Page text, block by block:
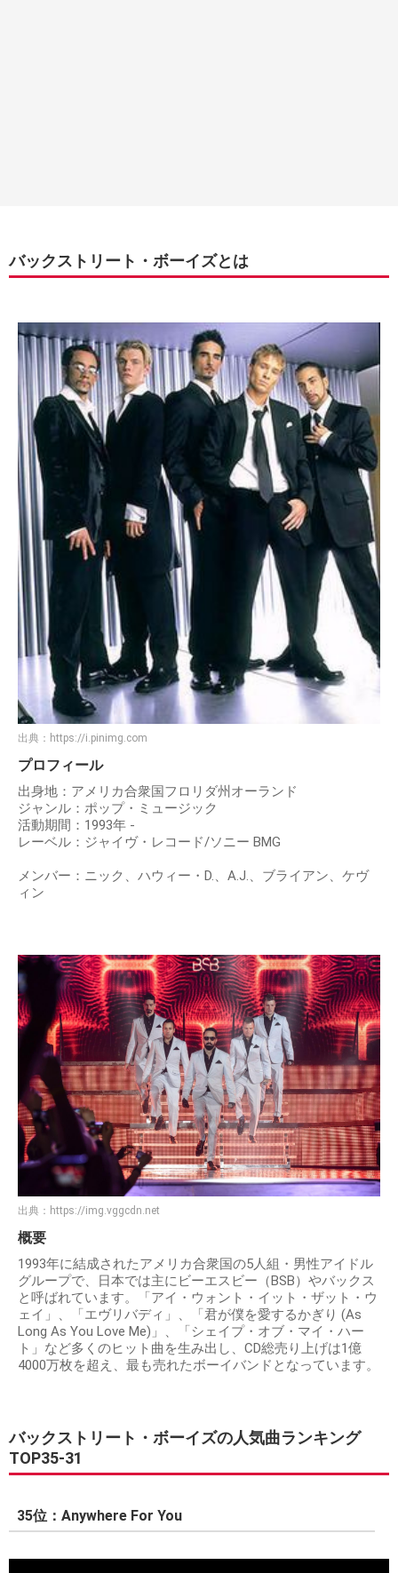
バックストリート・ボーイズとは
出典： https://i.pinimg.com
プロフィール
出身地：アメリカ合衆国フロリダ州オーランド
ジャンル：ポップ・ミュージック
活動期間：1993年 -
レーベル：ジャイヴ・レコード/ソニー BMG
メンバー：ニック、ハウィー・D.、A.J.、ブライアン、ケヴ
ィン
出典： https://img.vggcdn.net
概要
1993年に結成されたアメリカ合衆国の5人組・男性アイドル
グループで、日本では主にビーエスビー（BSB）やバックス
と呼ばれています。「アイ・ウォント・イット・ザット・ウ
ェイ」、「エヴリバディ」、「君が僕を愛するかぎり (As
Long As You Love Me)」、「シェイプ・オブ・マイ・ハー
ト」など多くのヒット曲を生み出し、CD総売り上げは1億
4000万枚を超え、最も売れたボーイバンドとなっています。
バックストリート・ボーイズの人気曲ランキング
TOP35-31
35位：Anywhere For You